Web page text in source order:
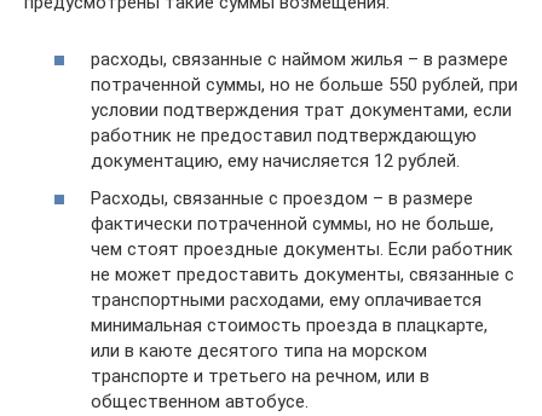
расходы, связанные с наймом жилья – в размере
потраченной суммы, но не больше 550 рублей, при
условии подтверждения трат документами, если
работник не предоставил подтверждающую
документацию, ему начисляется 12 рублей.
Расходы, связанные с проездом – в размере
фактически потраченной суммы, но не больше,
чем стоят проездные документы. Если работник
не может предоставить документы, связанные с
транспортными расходами, ему оплачивается
минимальная стоимость проезда в плацкарте,
или в каюте десятого типа на морском
транспорте и третьего на речном, или в
общественном автобусе.